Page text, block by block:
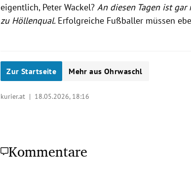
eigentlich, Peter Wackel?An diesen Tagen ist
zu Höllenqual. Erfolgreiche Fußballer müssen
Zur Startseite Mehr aus Ohrwaschl
kurier.at | 18.05.2026, 18:16
Kommentare